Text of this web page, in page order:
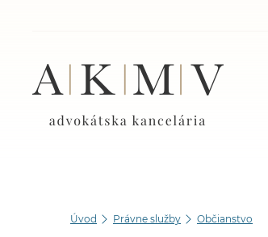
Úvod Právne služby Občianstvo